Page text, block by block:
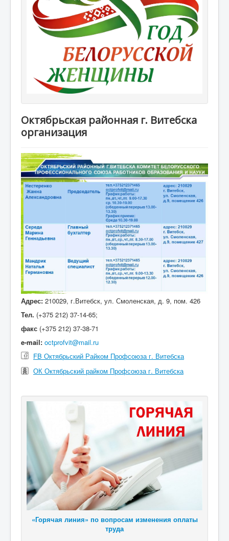
Октябрьская районная г. Витебска
организация
Адрес: 210029, г.Витебск, ул. Смоленская, д. 9, пом. 426
Тел. (+375 212) 37-14-65;
факс (+375 212) 37-38-71
e-mail: octprofvit@mail.ru
FB Октябрьский Райком Профсоюза г. Витебска
ОК Октябрьский райком Профсоюза г. Витебска
«Горячая линия» по вопросам изменения оплаты
труда